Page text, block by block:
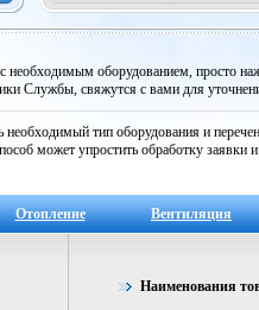
необходимым оборудованием, просто
Службы, свяжутся с вами для
тип оборудования и
может упростить обработку заявки
Отопление Вентиляция
Наименования